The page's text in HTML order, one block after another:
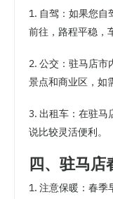
1. 自驾：如果您自
前往，路程平稳，
2. 公交：驻马店市
景点和商业区，如
3. 出租车：在驻马
说比较灵活便利。
四、驻马店
1. 注意保暖：春季